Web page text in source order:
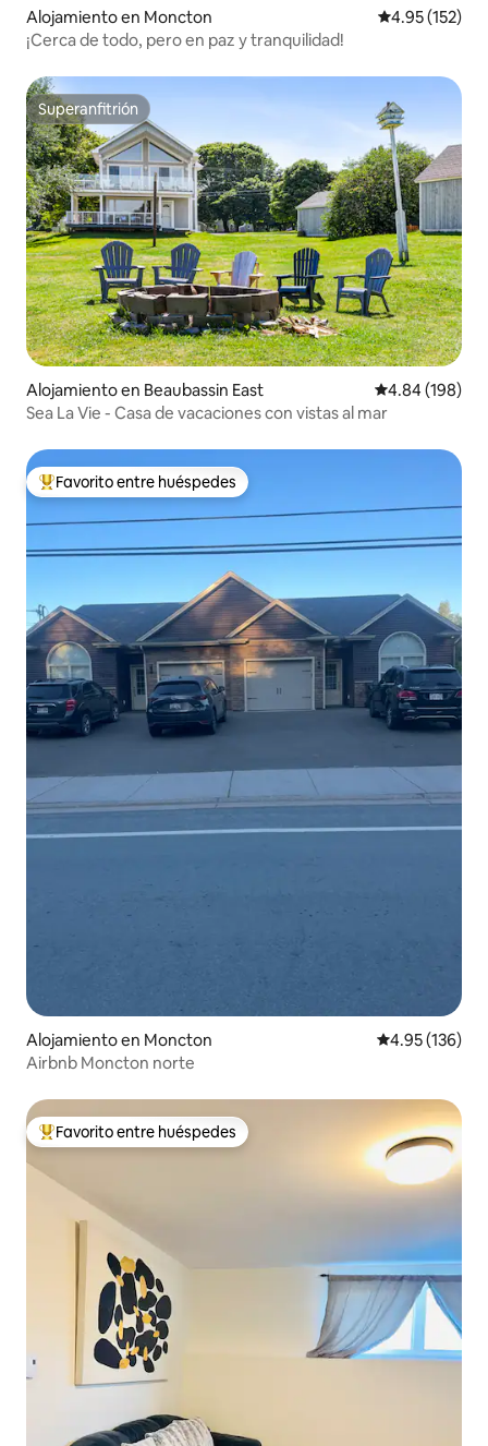
Alojamiento en Moncton Calificación
4.95 (152)
¡Cerca de todo, pero en paz y tranquilidad!
Superanfitrión
Superanfitrión
Alojamiento en Beaubassin East Calificación
4.84 (198)
Sea La Vie - Casa de vacaciones con vistas al mar
Favorito entre huéspedes preferido
Favorito entre huéspedes
Alojamiento en Moncton Calificación
4.95 (136)
Airbnb Moncton norte
Favorito entre huéspedes preferido
Favorito entre huéspedes